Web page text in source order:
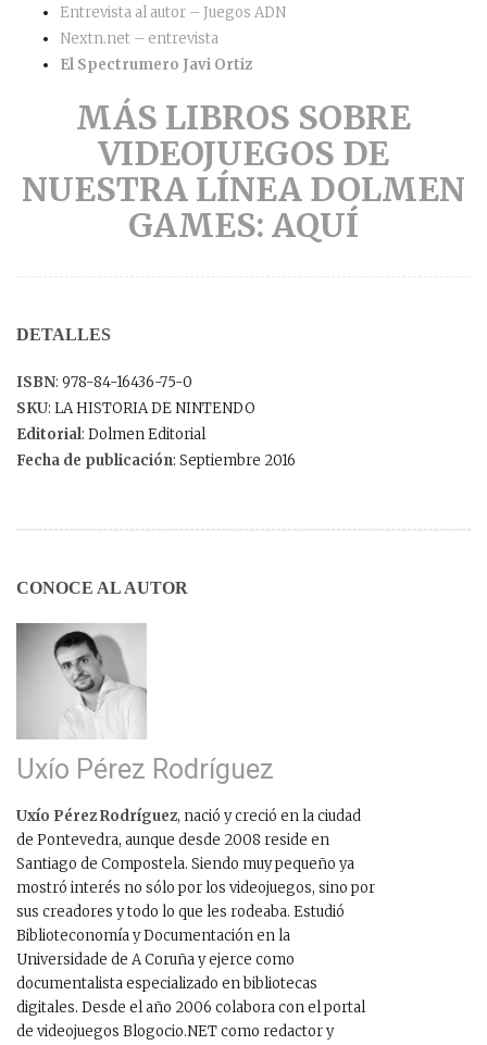
Entrevista al autor – Juegos ADN
Nextn.net – entrevista
El Spectrumero Javi Ortiz
MÁS LIBROS SOBRE
VIDEOJUEGOS DE
NUESTRA LÍNEA DOLMEN
GAMES: AQUÍ
DETALLES
ISBN: 978-84-16436-75-0
SKU: LA HISTORIA DE NINTENDO
Editorial: Dolmen Editorial
Fecha de publicación: Septiembre 2016
CONOCE AL AUTOR
Uxío Pérez Rodríguez
Uxío Pérez Rodríguez, nació y creció en la ciudad
de Pontevedra, aunque desde 2008 reside en
Santiago de Compostela. Siendo muy pequeño ya
mostró interés no sólo por los videojuegos, sino por
sus creadores y todo lo que les rodeaba. Estudió
Biblioteconomía y Documentación en la
Universidade de A Coruña y ejerce como
documentalista especializado en bibliotecas
digitales. Desde el año 2006 colabora con el portal
de videojuegos Blogocio.NET como redactor y